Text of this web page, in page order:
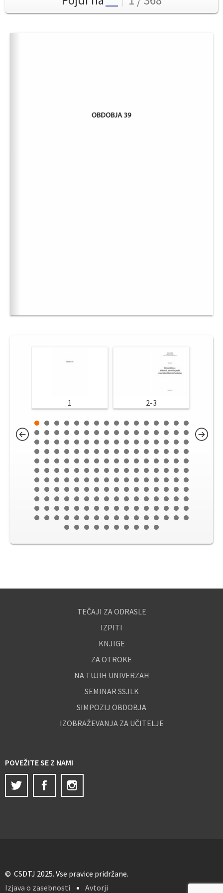
1 2-3
TEČAJI ZA ODRASLE
IZPITI
KNJIGE
ZA OTROKE
NA TUJIH UNIVERZAH
SEMINAR SSJLK
SIMPOZIJ OBDOBJA
IZOBRAŽEVANJA ZA UČITELJE
POVEŽITE SE Z NAMI
Twitter
Facebook
© CSDTJ 2025. Vse pravice pridržane.
Izjava o zasebnosti
Avtorji